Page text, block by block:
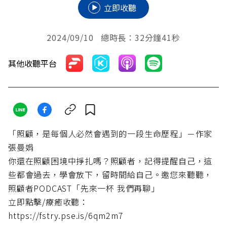
立即收聽
2024/09/10 總時長：32分鐘41秒
其他收聽平台
「照顧，是每個人必然會遇到的一段生命歷程」－作家
張曼娟
你還在照顧困境中掙扎嗎？照顧者，記得提醒自己，這
些都會過去，學會放下，留時間給自己。邀您來聽聽，
照顧者PODCAST「先來一杯 我們再聊」
立即點擊/療癒收聽：
https://fstry.pse.is/6qm2m7